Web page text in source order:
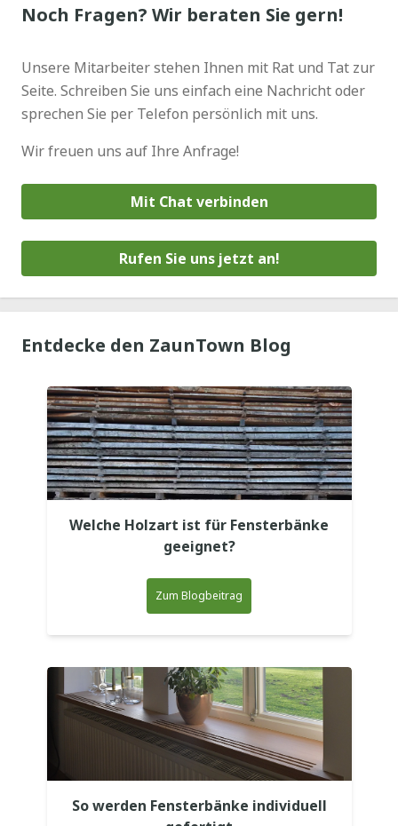
Noch Fragen? Wir beraten Sie gern!
Unsere Mitarbeiter stehen Ihnen mit Rat und Tat zur
Seite. Schreiben Sie uns einfach eine Nachricht oder
sprechen Sie per Telefon persönlich mit uns.
Wir freuen uns auf Ihre Anfrage!
Mit Chat verbinden
Rufen Sie uns jetzt an!
Entdecke den ZaunTown Blog
Welche Holzart ist für Fensterbänke
geeignet?
Zum Blogbeitrag
So werden Fensterbänke individuell